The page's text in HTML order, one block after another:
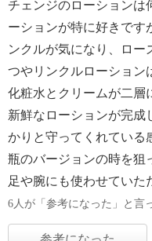
チェンジのローションは
ーションが特に好きです
ンクルが気になり、ロー
つやリンクルローション
化粧水とクリームが二層
新鮮なローションが完成
かりと守ってくれている
瓶のバージョンの時を狙
足や腕にも使わせていた
6人が「参考になった」と言